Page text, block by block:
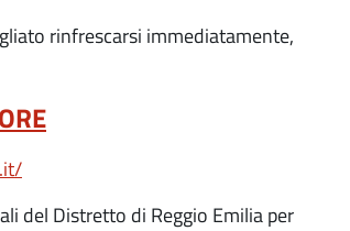
rinfrescarsi immediatamente,
del Distretto di Reggio Emilia per